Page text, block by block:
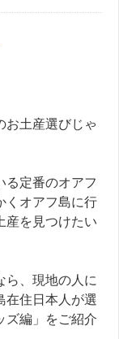
お土産選びじゃ
る定番のオアフ
くオアフ島に行
産を見つけたい
ら、現地の人に
在住日本人が選
ズ編」をご紹介